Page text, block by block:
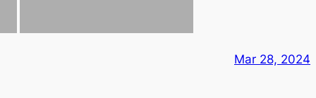
Mar 28, 2024